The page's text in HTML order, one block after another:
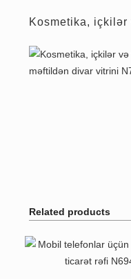
Kosmetika,
Related products